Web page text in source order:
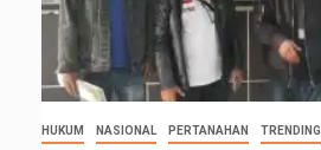
HUKUM NASIONAL PERTANAHAN TRENDING